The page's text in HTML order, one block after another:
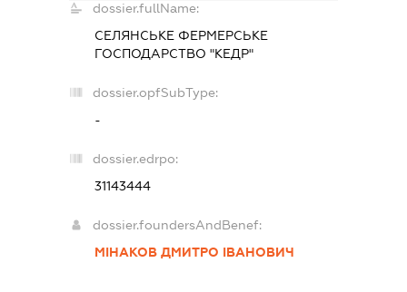
dossier.fullName:
СЕЛЯНСЬКЕ ФЕРМЕРСЬКЕ
ГОСПОДАРСТВО "КЕДР"
dossier.opfSubType:
-
dossier.edrpo:
31143444
dossier.foundersAndBenef:
МІНАКОВ ДМИТРО ІВАНОВИЧ